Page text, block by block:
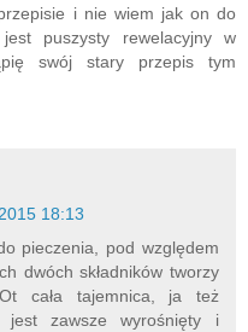
i nie wiem jak on do
puszysty rewelacyjny w
swój stary przepis tym
18:13
pieczenia, pod względem
dwóch składników tworzy
cała tajemnica, ja też
zawsze wyrośnięty i